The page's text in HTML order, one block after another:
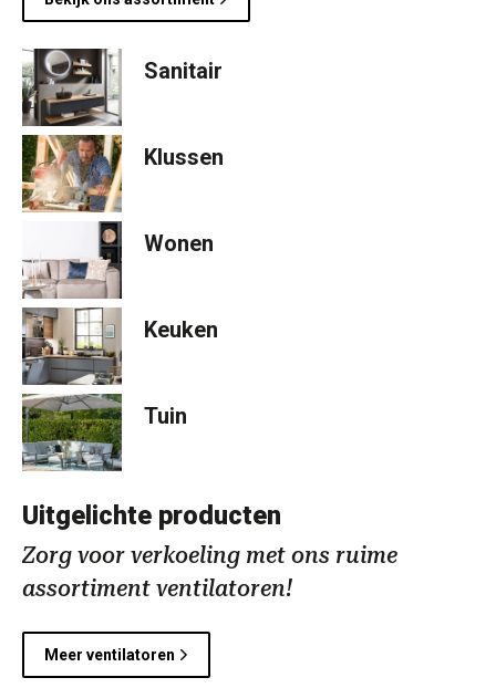
Sanitair
Klussen
Wonen
Keuken
Tuin
Uitgelichte producten
Zorg voor verkoeling met ons ruime
assortiment ventilatoren!
Meer ventilatoren